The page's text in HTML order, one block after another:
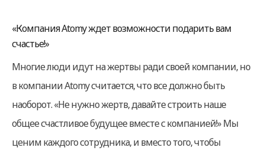
«Компания Atomy ждет возможности подарить вам
счастье!»
Многие люди идут на жертвы ради своей компании, но
в компании Atomy считается, что все должно быть
наоборот. «Не нужно жертв, давайте строить наше
общее счастливое будущее вместе с компанией!» Мы
ценим каждого сотрудника, и вместо того, чтобы